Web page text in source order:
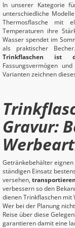
In unserer Kategorie
unterschiedliche
Thermosflasche mit
Temperaturen ihre
Wasser spendet im
als praktischer
Trinkflaschen ist
Fassungsvermögen
Varianten zeichnen
Gravur:
Getränkebehälter
ständigen Einsatz
versehen,
verbessern so den
dienen Trinkflaschen mit
Wer bei der Planung
Reise über diese
garantieren damit eine